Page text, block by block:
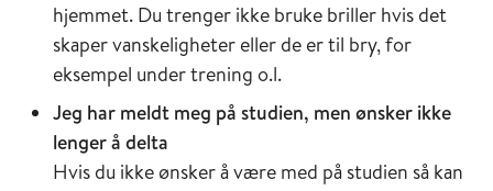
hjemmet. Du trenger ikke bruke briller hvis det
skaper vanskeligheter eller de er til bry, for
eksempel under trening o.l.
Jeg har meldt meg på studien, men ønsker ikke
lenger å delta
Hvis du ikke ønsker å være med på studien så kan